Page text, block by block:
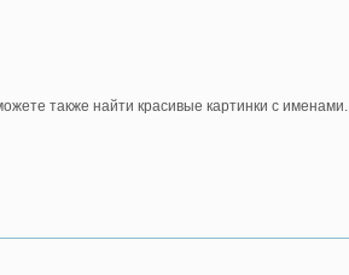
также найти красивые картинки с именами.